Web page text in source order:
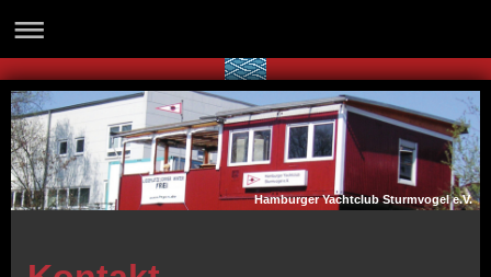
Hamburger Yachtclub Sturmvogel e.V.